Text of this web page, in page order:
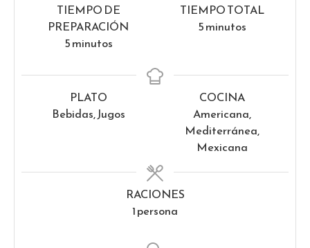
TIEMPO DE
PREPARACIÓN
5minutos
minutos
TIEMPO TOTAL
5minutos
minutos
PLATO
Bebidas, Jugos
COCINA
Americana,
Mediterránea,
Mexicana
RACIONES
1persona